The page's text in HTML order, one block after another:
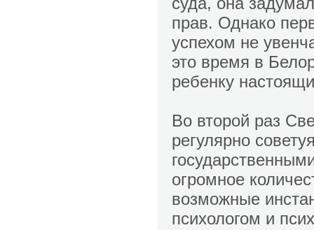
прав. Однако
успехом не
это время в
ребенку
Во второй раз
регулярно
огромное
возможные
психологом и